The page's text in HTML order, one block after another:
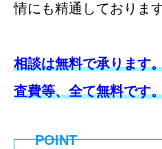
情にも精通しております
相談は無料で承ります
査費等、全て無料です
POINT